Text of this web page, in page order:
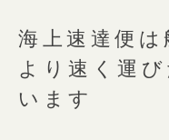
海上速達便
より速く運
います